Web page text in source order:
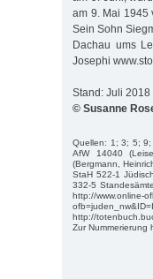
am 9. Mai 1945
Sein Sohn
Dachau ums
Josephi
Stand: Juli 2018
© Susanne
Quellen: 1; 3; 5; 9;
AfW 14040
(Bergmann,
StaH 522-1
332-5
http://www.online-
http://
Zur Nummerierung